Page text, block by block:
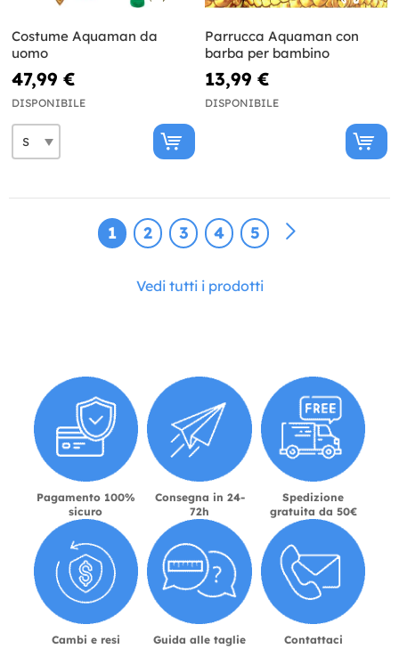
Costume Aquaman da
uomo
47,99 €
DISPONIBILE
Parrucca Aquaman con
barba per bambino
13,99 €
DISPONIBILE
1 2 3 4 5
Vedi tutti i prodotti
Pagamento 100%
sicuro
Consegna in 24-
72h
Spedizione
gratuita da 50€
Cambi e resi Guida alle taglie Contattaci